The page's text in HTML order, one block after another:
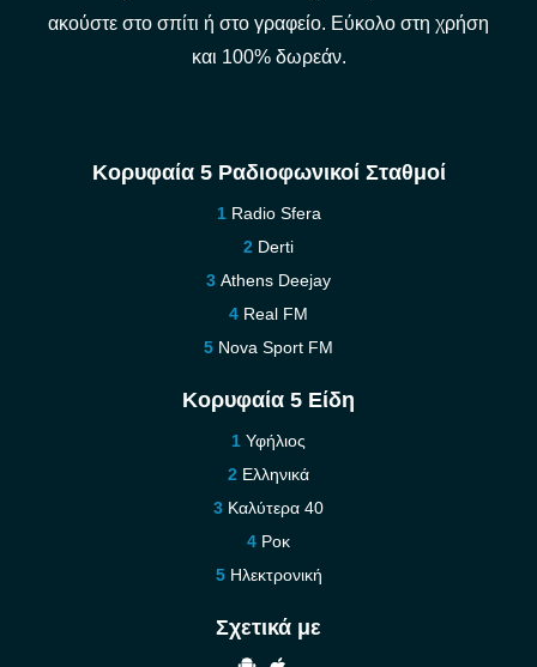
ακούστε στο σπίτι ή στο γραφείο. Εύκολο στη χρήση
και 100% δωρεάν.
Κορυφαία 5 Ραδιοφωνικοί Σταθμοί
Radio Sfera
Derti
Athens Deejay
Real FM
Nova Sport FM
Κορυφαία 5 Είδη
Υφήλιος
Ελληνικά
Καλύτερα 40
Ροκ
Ηλεκτρονική
Σχετικά με